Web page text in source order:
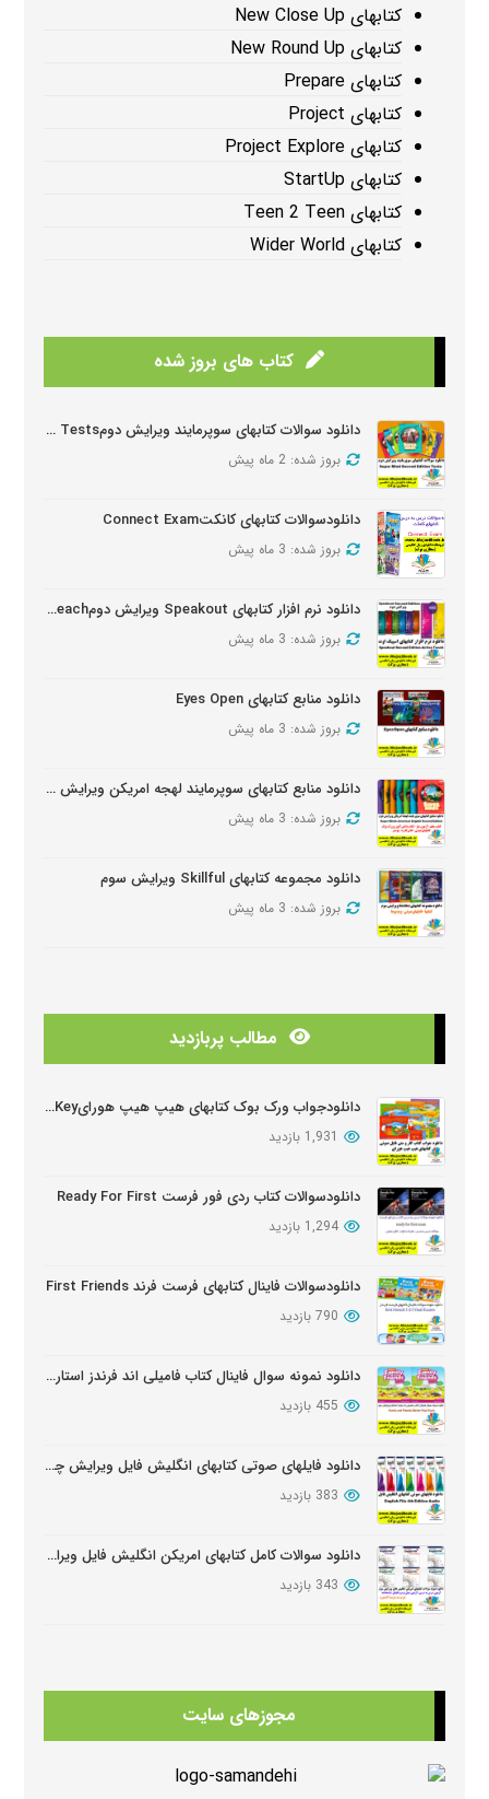
کتابهای New Close Up
کتابهای New Round Up
کتابهای Prepare
کتابهای Project
کتابهای Project Explore
کتابهای StartUp
کتابهای Teen 2 Teen
کتابهای Wider World
کتاب های بروز شده
دانلود سوالات کتابهای سوپرمایند ویرایش دومSuper Mind Tests
بروز شده: 2 ماه پیش
دانلودسوالات کتابهای کانکتConnect Exam
بروز شده: 3 ماه پیش
دانلود نرم افزار کتابهای Speakout ویرایش دومSpeakout Active Teach
بروز شده: 3 ماه پیش
دانلود منابع کتابهای Eyes Open
بروز شده: 3 ماه پیش
دانلود منابع کتابهای سوپرمایند لهجه امریکن ویرایش دومSuper Minds American Second Edition
بروز شده: 3 ماه پیش
دانلود مجموعه کتابهای Skillful ویرایش سوم
بروز شده: 3 ماه پیش
دانلود دوره آموزشی Wider World ویرایش دوم
دانلود سوالات کتابهای Oxford Discover
مطالب پربازدید
دانلودجواب ورک بوک کتابهای هیپ هیپ هورایHip Hip Hooray Workbook Key
1,931 بازدید
دانلودسوالات کتاب ردی فور فرست Ready For First
1,294 بازدید
دانلودسوالات فاینال کتابهای فرست فرند First Friends
790 بازدید
دانلود نمونه سوال فاینال کتاب فامیلی اند فرندز استارتر ویرایش دوم
455 بازدید
دانلود فایلهای صوتی کتابهای انگلیش فایل ویرایش چهارم English File Edition Audio
383 بازدید
دانلود سوالات کامل کتابهای امریکن انگلیش فایل ویرایش سوم American English FileThird Edition Exam Package
343 بازدید
مجوزهای سایت